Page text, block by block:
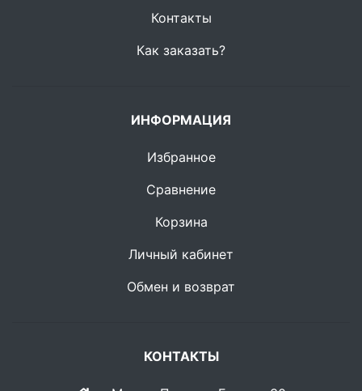
Контакты
Как заказать?
ИНФОРМАЦИЯ
Избранное
Сравнение
Корзина
Личный кабинет
Обмен и возврат
КОНТАКТЫ